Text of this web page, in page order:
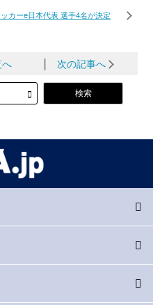
カーe日本代表 選手4名が決定
次の記事へ